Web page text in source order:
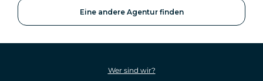
Eine andere Agentur finden
Wer sind wir?